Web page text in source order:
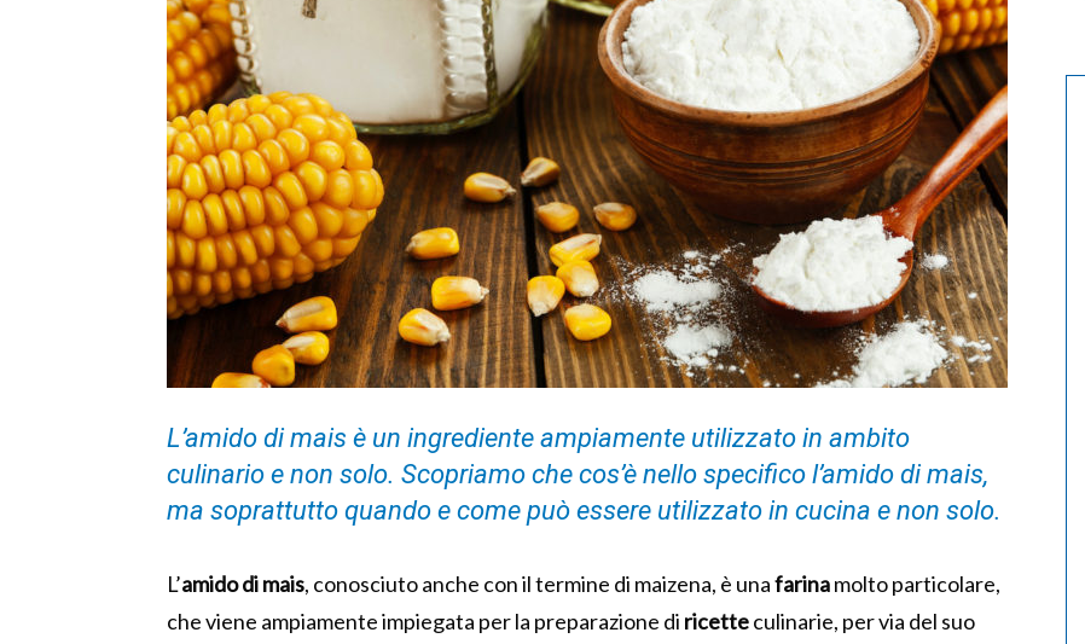
L’amido di mais è un ingrediente ampiamente utilizzato in ambito
culinario e non solo. Scopriamo che cos’è nello specifico l’amido di mais,
ma soprattutto quando e come può essere utilizzato in cucina e non solo.
L’amido di mais, conosciuto anche con il termine di maizena, è unafarinamolto particolare,
che viene ampiamente impiegata per la preparazione di ricetteculinarie, per via del suo